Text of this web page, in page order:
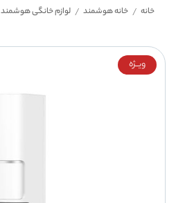
خانه / خانه هوشمند / لوازم خانگی هوشمند
ویــژه